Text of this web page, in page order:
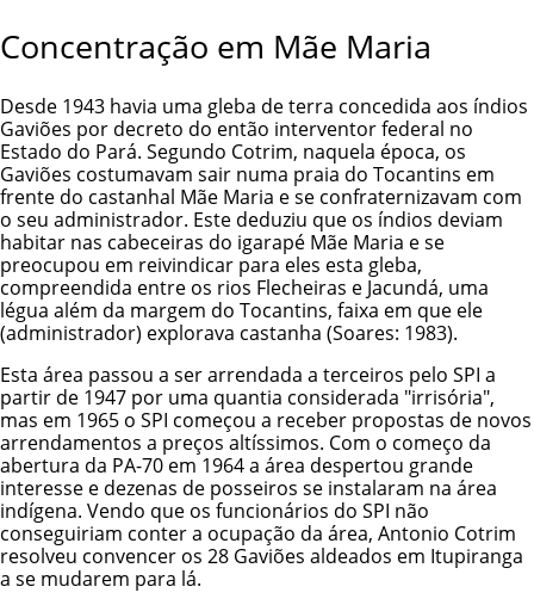
Concentração em Mãe Maria
Desde 1943 havia uma gleba de terra concedida aos índios
Gaviões por decreto do então interventor federal no
Estado do Pará. Segundo Cotrim, naquela época, os
Gaviões costumavam sair numa praia do Tocantins em
frente do castanhal Mãe Maria e se confraternizavam com
o seu administrador. Este deduziu que os índios deviam
habitar nas cabeceiras do igarapé Mãe Maria e se
preocupou em reivindicar para eles esta gleba,
compreendida entre os rios Flecheiras e Jacundá, uma
légua além da margem do Tocantins, faixa em que ele
(administrador) explorava castanha (Soares: 1983).
Esta área passou a ser arrendada a terceiros pelo SPI a
partir de 1947 por uma quantia considerada "irrisória",
mas em 1965 o SPI começou a receber propostas de novos
arrendamentos a preços altíssimos. Com o começo da
abertura da PA-70 em 1964 a área despertou grande
interesse e dezenas de posseiros se instalaram na área
indígena. Vendo que os funcionários do SPI não
conseguiriam conter a ocupação da área, Antonio Cotrim
resolveu convencer os 28 Gaviões aldeados em Itupiranga
a se mudarem para lá.